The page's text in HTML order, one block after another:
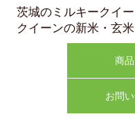
茨城のミルキークイ
クイーンの新米・玄
商
お問